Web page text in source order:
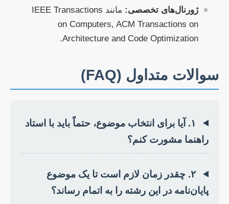
ژورنال‌های تخصصی:
مانند IEEE Transactions
on Computers, ACM Transactions on
Architecture and Code Optimization.
سوالات متداول (FAQ)
۱. آیا برای انتخاب موضوع، حتماً باید با استاد
راهنما مشورت کنم؟
۲. چقدر زمان لازم است تا یک موضوع
پایان‌نامه در این رشته را به اتمام رساند؟